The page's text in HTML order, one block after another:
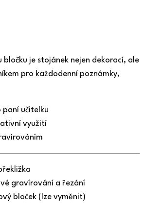
bločku je stojánek nejen dekorací, ale
pro každodenní poznámky,
učitelku
využití
gravírování a řezání
bloček (lze vyměnit)